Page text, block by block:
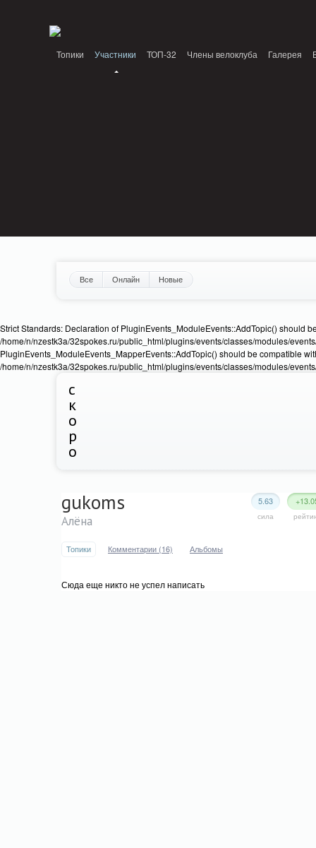
Топики Участники ТОП-32 Члены велоклуба Галерея
Все Онлайн Новые
Strict Standards: Declaration of PluginEvents_ModuleEvents::AddTopic() should
/home/n/nzestk3a/32spokes.ru/public_html/plugins/events/classes/modules/
PluginEvents_ModuleEvents_MapperEvents::AddTopic() should be compatible
/home/n/nzestk3a/32spokes.ru/public_html/plugins/events/classes/modules/
с
к
о
р
о
5.63
сила
gukoms
Алёна
Топики Комментарии (16) Альбомы
Сюда еще никто не успел написать